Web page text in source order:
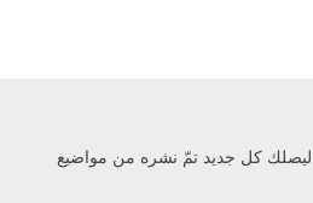
كل جديد تمّ نشره من مواضيع